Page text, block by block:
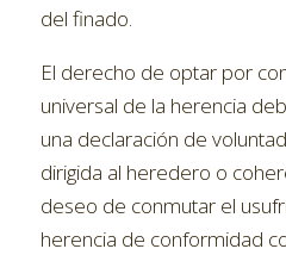
del finado.
El derecho de optar por
universal de la herencia
una declaración de
dirigida al heredero o
deseo de conmutar el
herencia de conformidad